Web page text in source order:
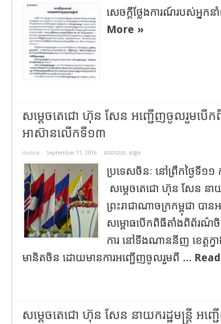
សេចក្តីថ្លែងការណ៍របស់អ្នក
More »
សម្តេចតេជោ ហ៊ុន សែន អញ្ជើញចូលរួមប
អាស៊ានលើកទី១៣
molica September 11, 2016 នយោបាយ, សង្គម
ប្រទេសចិនៈ នៅព្រឹកថ្ងៃទី១១
សម្ដេចតេជោ ហ៊ុន សែន នាយ
ព្រះរាជាណាចក្រកម្ពុជា បា
សម្ពោធបើកពិធីតាំងពិព័រណ៌
ការ នៅទីងណាននីញ ខេត្តក្វ
មានិតចិន ដោយមានការអញ្ជើញចូលរួមពី ...
សម្តេចតេជោ ហ៊ុន សែន នាយករដ្ឋមន្រ្តី អញ្